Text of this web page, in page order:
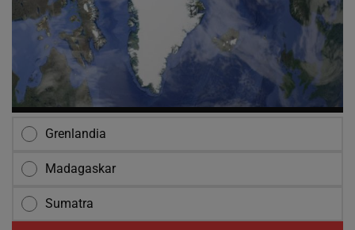
Grenlandia
Madagaskar
Sumatra